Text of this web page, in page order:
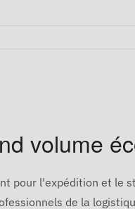
volume
pour l'expédition et le
de la